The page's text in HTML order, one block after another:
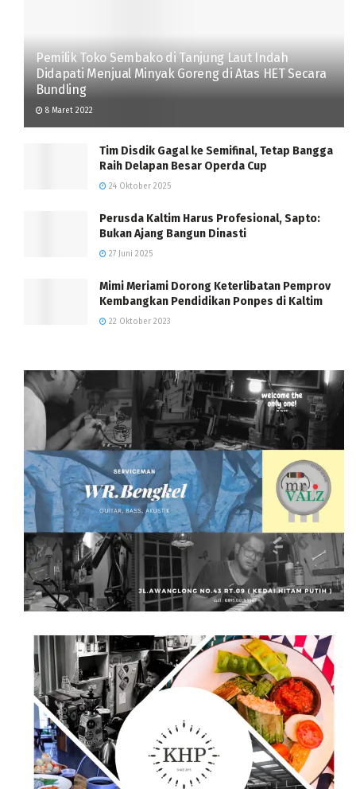
Pemilik Toko Sembako di Tanjung Laut Indah
Didapati Menjual Minyak Goreng di Atas HET Secara
Bundling
8 Maret 2022
Tim Disdik Gagal ke Semifinal, Tetap Bangga
Raih Delapan Besar Operda Cup
24 Oktober 2025
Perusda Kaltim Harus Profesional, Sapto:
Bukan Ajang Bangun Dinasti
27 Juni 2025
Mimi Meriami Dorong Keterlibatan Pemprov
Kembangkan Pendidikan Ponpes di Kaltim
22 Oktober 2023